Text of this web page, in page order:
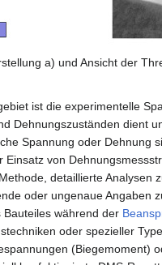
a) und Ansicht der
ist die experimentelle
Dehnungszuständen dient
Spannung oder Dehnung
Einsatz von
detaillierte
oder ungenaue Angaben
während der
oder spezieller
(Biegemoment)